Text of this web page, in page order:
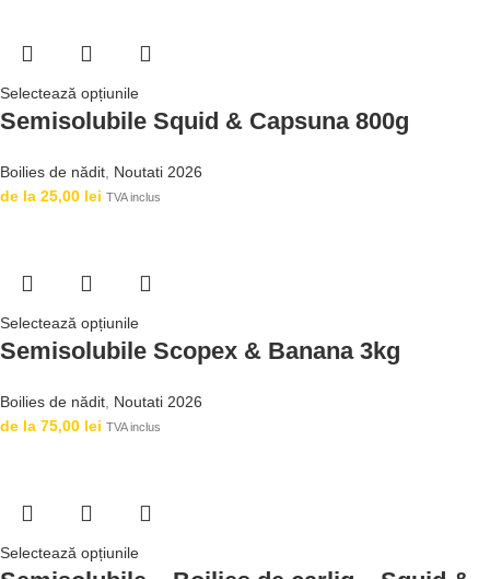
Selectează opțiunile
Semisolubile Squid & Capsuna 800g
Boilies de nădit, Noutati 2026
de la 25,00 lei TVA inclus
Selectează opțiunile
Semisolubile Scopex & Banana 3kg
Boilies de nădit, Noutati 2026
de la 75,00 lei TVA inclus
Selectează opțiunile